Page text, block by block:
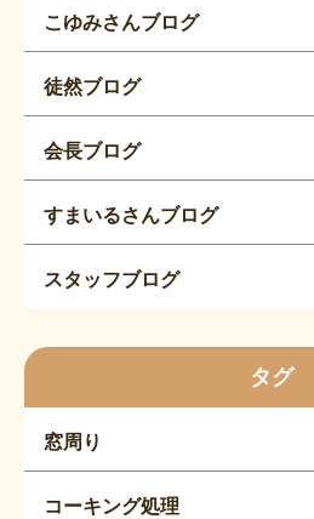
こゆみさんブログ
徒然ブログ
会長ブログ
すまいるさんブログ
スタッフブログ
タグ
窓周り
コーキング処理